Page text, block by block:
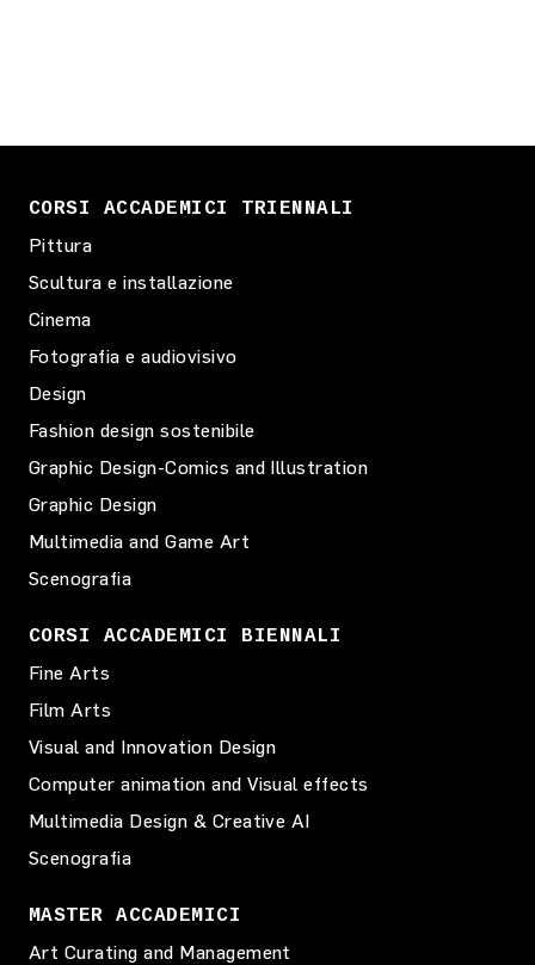
CORSI ACCADEMICI TRIENNALI
Pittura
Scultura e installazione
Cinema
Fotografia e audiovisivo
Design
Fashion design sostenibile
Graphic Design-Comics and Illustration
Graphic Design
Multimedia and Game Art
Scenografia
CORSI ACCADEMICI BIENNALI
Fine Arts
Film Arts
Visual and Innovation Design
Computer animation and Visual effects
Multimedia Design & Creative AI
Scenografia
MASTER ACCADEMICI
Art Curating and Management